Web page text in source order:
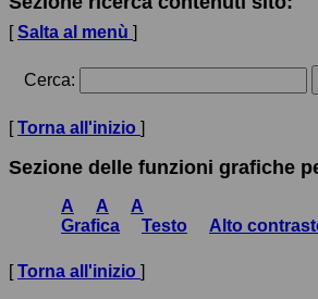
[Salta al menù ]
Cerca:
[Torna all'inizio ]
Sezione delle funzioni grafiche
A A
A
Grafica
Testo Alto
[Torna all'inizio ]